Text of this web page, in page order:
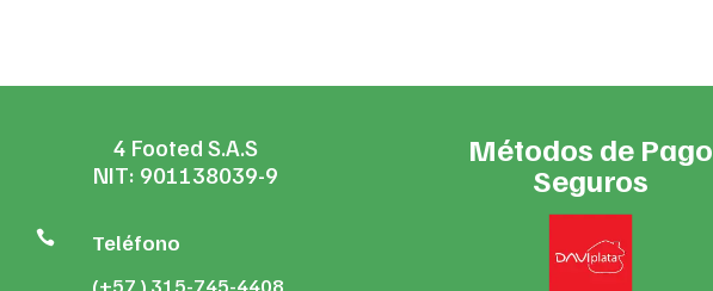
4 Footed S.A.S
NIT: 901138039-9
 Teléfono
(+57 ) 315-745-4408
Métodos de Pago
Seguros